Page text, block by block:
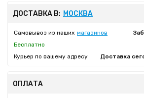
ДОСТАВКА В: МОСКВА
Самовывоз из наших магазинов
Бесплатно
Курьер по вашему адресу
Доставка
ОПЛАТА